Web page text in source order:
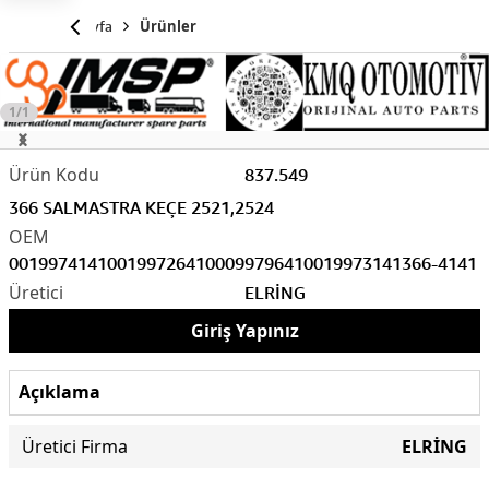
Anasayfa Ürünler
1/1
837.549
0019974141001997264100099796410019973141366-4141
366 SALMASTRA KEÇE 2521,2524
ELRİNG
Giriş Yapınız
Açıklama
Üretici Firma ELRİNG